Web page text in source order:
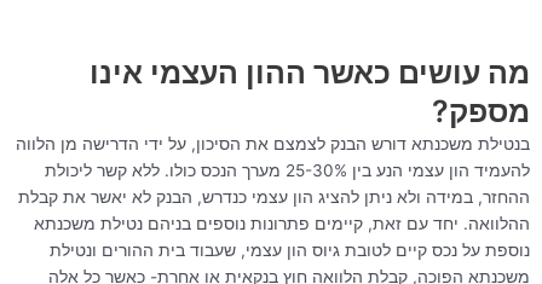
מה עושים כאשר ההון העצמי אינו
מספק?
בנטילת משכנתא דורש הבנק לצמצם את הסיכון, על ידי הדרישה מן הלווה
להעמיד הון עצמי הנע בין 25-30% מערך הנכס כולו. ללא קשר ליכולת
ההחזר, במידה ולא ניתן להציג הון עצמי כנדרש, הבנק לא יאשר את קבלת
ההלוואה. יחד עם זאת, קיימים פתרונות נוספים בניהם נטילת משכנתא
נוספת על נכס קיים לטובת גיוס הון עצמי, שעבוד בית ההורים ונטילת
משכנתא הפוכה, קבלת הלוואה חוץ בנקאית או אחרת- כאשר כל אלה